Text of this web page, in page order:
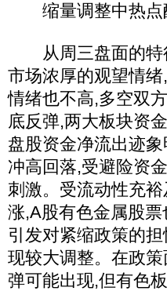
缩量调整中热点
从周三盘面的特
市场浓厚的观望情
情绪也不高,多空双
底反弹,两大板块资
盘股资金净流出迹
冲高回落,受避险资
刺激。受流动性充
涨,A股有色金属股
引发对紧缩政策的
现较大调整。在政
弹可能出现,但有色